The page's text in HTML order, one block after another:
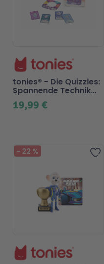
19,99 €
tonies® - Die Quizzles:
Spannende Technik
(Tonieplay Spiel S)
- 22 %